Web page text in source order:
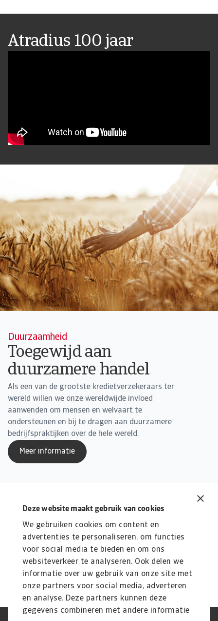
Deze website maakt gebruik van cookies
We gebruiken cookies om content en
advertenties te personaliseren, om functies
voor social media te bieden en om ons
websiteverkeer te analyseren. Ook delen we
informatie over uw gebruik van onze site met
onze partners voor social media, adverteren
en analyse. Deze partners kunnen deze
gegevens combineren met andere informatie
Atradius 100 jaar
Duurzaamheid
Toegewijd aan
duurzamere handel
Als een van de grootste kredietverzekeraars ter
wereld willen we onze wereldwijde invloed
aanwenden om mensen en welvaart te
ondersteunen en bij te dragen aan duurzamere
bedrijfspraktijken over de hele wereld.
Meer informatie
Gerelateerde content
Lees meer over Atradius
Atradius in Nederland
Ontdek Atradius in Nederland: dé expert in
kredietverzekeringen, incasso-oplossingen en ...